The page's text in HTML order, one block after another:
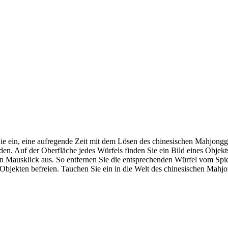
eine aufregende Zeit mit dem Lösen des chinesischen
Auf der Oberfläche jedes Würfels finden Sie ein Bild eines
aus. So entfernen Sie die entsprechenden Würfel vom
befreien. Tauchen Sie ein in die Welt des chinesischen